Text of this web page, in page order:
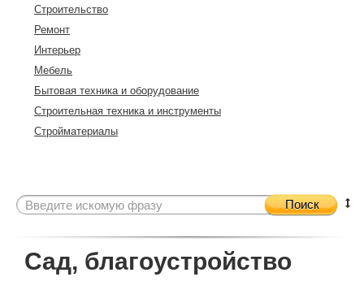
Строительство
Ремонт
Интерьер
Мебель
Бытовая техника и оборудование
Строительная техника и инструменты
Стройматериалы
Поиск
Сад, благоустройство